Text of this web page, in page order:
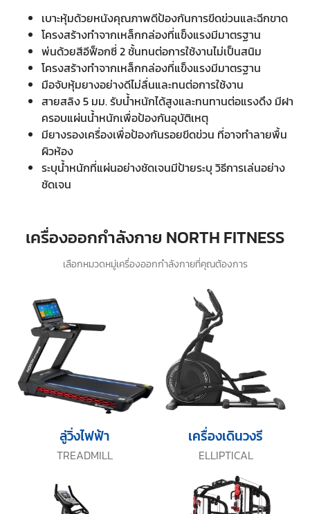
เบาะหุ้มด้วยหนังคุณภาพดีป้องกันการขีดข่วนและฉีกขาด
โครงสร้างทำจากเหล็กกล่องที่แข็งแรงมีมาตรฐาน
พ่นด้วยสีอีฟ็อกซี่ 2 ชั้นทนต่อการใช้งานไม่เป็นสนิม
โครงสร้างทำจากเหล็กกล่องที่แข็งแรงมีมาตรฐาน
มือจับหุ้มยางอย่างดีไม่ลื่นและทนต่อการใช้งาน
สายสลิง 5 มม. รับน้ำหนักได้สูงและทนทานต่อแรงดึง มีฝา
ครอบแผ่นน้ำหนักเพื่อป้องกันอุบัติเหตุ
มียางรองเครื่องเพื่อป้องกันรอยขีดข่วน ที่อาจทำลายพื้น
ผิวห้อง
ระบุน้ำหนักที่แผ่นอย่างชัดเจนมีป้ายระบุ วิธีการเล่นอย่าง
ชัดเจน
เลือกหมวดหมู่เครื่องออกกำลังกายที่คุณต้องการ
เครื่องออกกำลังกาย NORTH FITNESS
TREADMILL
ลู่วิ่งไฟฟ้า
ELLIPTICAL
เครื่องเดินวงรี